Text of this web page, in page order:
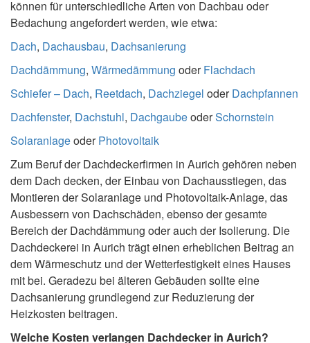
können für unterschiedliche Arten von Dachbau oder
Bedachung angefordert werden, wie etwa:
Dach, Dachausbau, Dachsanierung
Dachdämmung, Wärmedämmung oderFlachdach
Schiefer – Dach, Reetdach, Dachziegel oderDachpfannen
Dachfenster, Dachstuhl, DachgaubeoderSchornstein
SolaranlageoderPhotovoltaik
Zum Beruf der Dachdeckerfirmen in Aurich gehören neben
dem Dach decken, der Einbau von Dachausstiegen, das
Montieren der Solaranlage und Photovoltaik-Anlage, das
Ausbessern von Dachschäden, ebenso der gesamte
Bereich der Dachdämmung oder auch der Isolierung. Die
Dachdeckerei in Aurich trägt einen erheblichen Beitrag an
dem Wärmeschutz und der Wetterfestigkeit eines Hauses
mit bei. Geradezu bei älteren Gebäuden sollte eine
Dachsanierung grundlegend zur Reduzierung der
Heizkosten beitragen.
Welche Kosten verlangen Dachdecker in Aurich?